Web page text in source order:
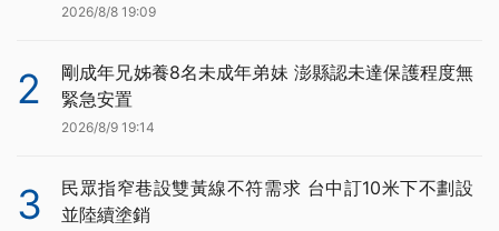
2026/8/8 19:09
2
剛成年兄姊養8名未成年弟妹 澎縣認未達保護程度無
緊急安置
2026/8/9 19:14
3
民眾指窄巷設雙黃線不符需求 台中訂10米下不劃設
並陸續塗銷